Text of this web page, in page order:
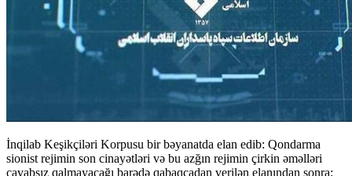
İnqilab Keşikçiləri Korpusu bir bəyanatda elan edib: Qondarma
sionist rejimin son cinayətləri və bu azğın rejimin çirkin əməlləri
cavabsız qalmayacağı barədə qabaqcadan verilən elanından sonra;